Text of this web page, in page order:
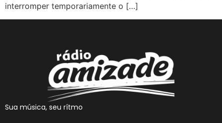
interromper temporariamente o […]
Sua música, seu rítmo